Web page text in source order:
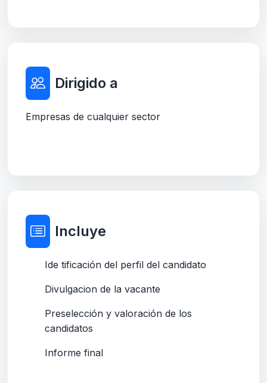
Dirigido a
Empresas de cualquier sector
Incluye
Ide tificación del perfil del candidato
Divulgacion de la vacante
Preselección y valoración de los
candidatos
Informe final